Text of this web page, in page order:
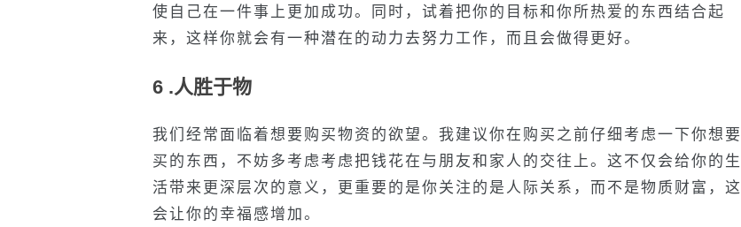
使自己在一件事上更加成功。同时，试着把你的目标和你所热爱的东西结合起
来，这样你就会有一种潜在的动力去努力工作，而且会做得更好。
6 .人胜于物
我们经常面临着想要购买物资的欲望。我建议你在购买之前仔细考虑一下你想要
买的东西，不妨多考虑考虑把钱花在与朋友和家人的交往上。这不仅会给你的生
活带来更深层次的意义，更重要的是你关注的是人际关系，而不是物质财富，这
会让你的幸福感增加。